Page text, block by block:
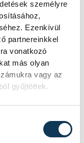
személyre
Ezenkívül
partnereinkkel
vonatkozó
más olyan
vagy az
gyűjtöttek.